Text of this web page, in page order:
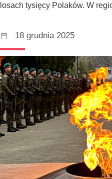
losach tysięcy Polaków. W
18 grudnia 2025